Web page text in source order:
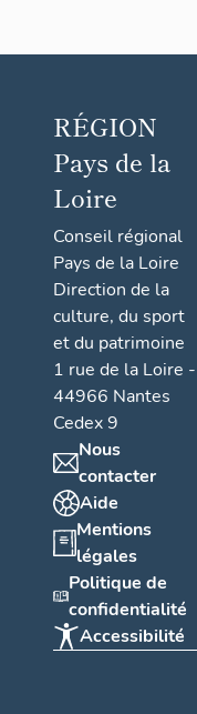
RÉGION
Pays de la
Loire
Conseil régional
Pays de la Loire
Direction de la
culture, du sport
et du patrimoine
1 rue de la Loire -
44966 Nantes
Cedex 9
Nous
contacter
Aide
Mentions
légales
Politique de
confidentialité
Accessibilité